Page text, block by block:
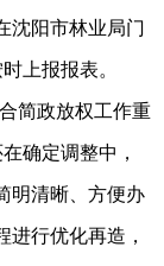
沈阳市林业局门
上报报表。
简政放权工作重
确定调整中，
明清晰、方便办
进行优化再造，